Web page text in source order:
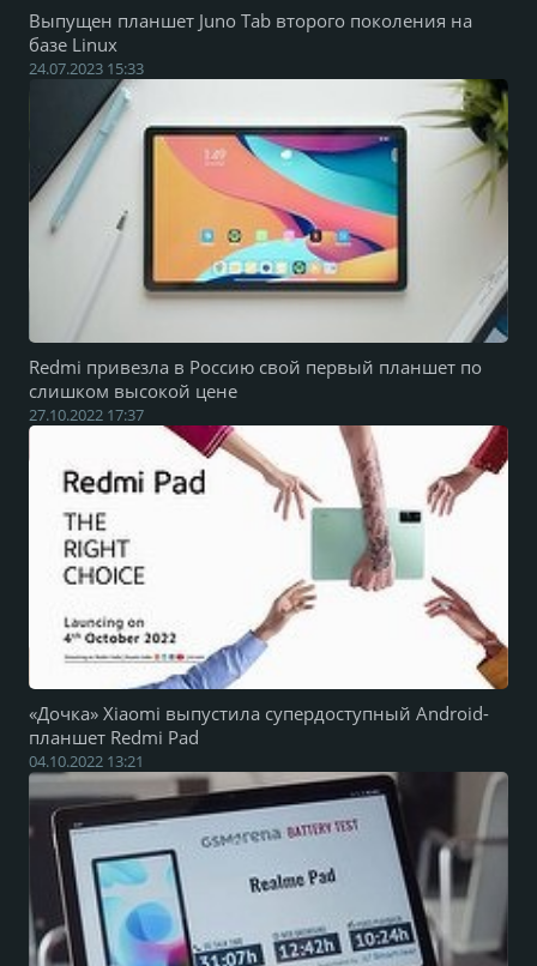
Выпущен планшет Juno Tab второго поколения на
базе Linux
24.07.2023 15:33
Redmi привезла в Россию свой первый планшет по
слишком высокой цене
27.10.2022 17:37
«Дочка» Xiaomi выпустила супердоступный Android-
планшет Redmi Pad
04.10.2022 13:21